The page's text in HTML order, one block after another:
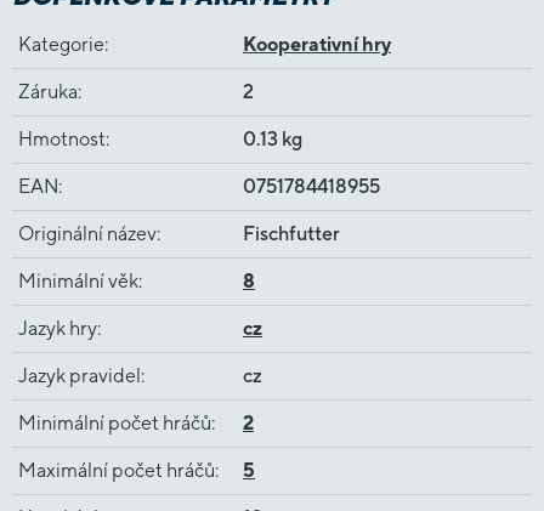
Kategorie: Kooperativní hry
Záruka: 2
Hmotnost: 0.13 kg
EAN: 0751784418955
Originální název: Fischfutter
Minimální věk: 8
Jazyk hry: cz
Jazyk pravidel: cz
Minimální počet hráčů: 2
Maximální počet hráčů: 5